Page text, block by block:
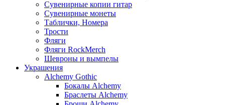
Сувенирные копии гитар
Сувенирные монеты
Таблички, Номера
Трости
Фляги
Фляги RockMerch
Шевроны и вымпелы
Украшения
Alchemy Gothic
Бокалы Alchemy
Браслеты Alchemy